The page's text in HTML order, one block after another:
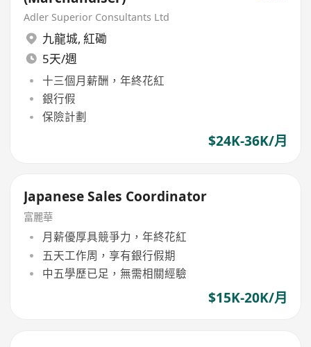
Adler Superior Consultants Ltd
九龍城, 紅磡
5天/週
十三個月薪酬，年終花紅
銀行假
保險計劃
$24K-36K/月
Japanese Sales Coordinator
富麗華
月薪優厚具競爭力，年終花紅
五天工作周，享有銀行假期
中五學歷已足，無需相關經驗
$15K-20K/月